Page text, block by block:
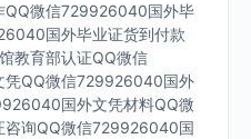
微信729926040国外毕
国外毕业证货到付款
教育部认证QQ微信
QQ微信729926040国外
国外文凭材料QQ微
询QQ微信729926040国